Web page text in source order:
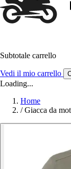
Subtotale carrello
Vedi il mio carrello
Loading...
Home
/ Giacca da